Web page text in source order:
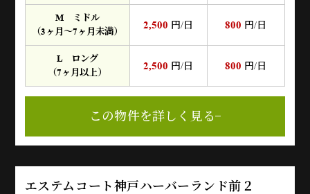
M ミドル
（3ヶ月～7ヶ月未満）
2,500 円/日 800 円/日
L ロング
（7ヶ月以上）
2,500 円/日 800 円/日
この物件を詳しく見る
エステムコート神戸ハーバーランド前２